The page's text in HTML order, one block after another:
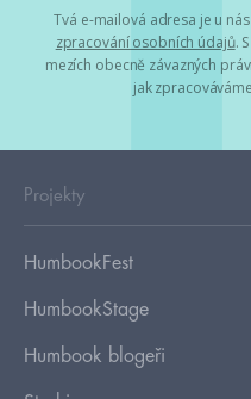
Tvá e-mailová adresa je u
zpracování osobních údajů.
mezích obecně závazných
jak
Projekty
HumbookFest
HumbookStage
Humbook blogeři